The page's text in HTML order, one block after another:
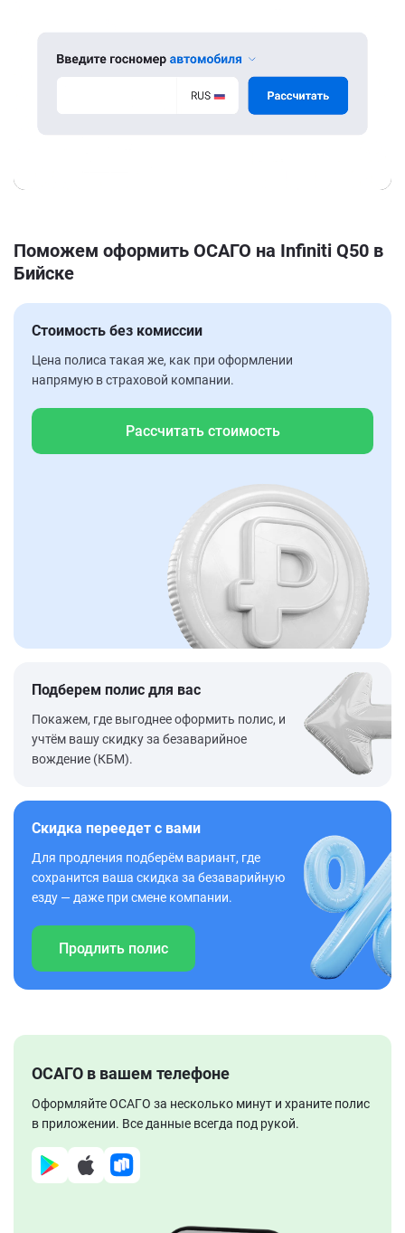
Поможем оформить ОСАГО на Infiniti Q50 в
Бийске
Стоимость без комиссии
Цена полиса такая же, как при оформлении
напрямую в страховой компании.
Рассчитать стоимость
Подберем полис для вас
Покажем, где выгоднее оформить полис, и
учтём вашу скидку за безаварийное
вождение (КБМ).
Скидка переедет с вами
Для продления подберём вариант, где
сохранится ваша скидка за безаварийную
езду — даже при смене компании.
Продлить полис
ОСАГО в вашем телефоне
Оформляйте ОСАГО за несколько минут и храните полис
в приложении. Все данные всегда под рукой.